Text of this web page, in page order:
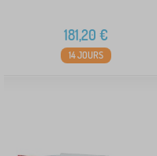
181,20 €
14 JOURS